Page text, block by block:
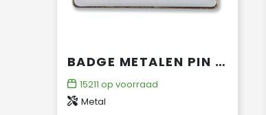
BADGE METALEN PIN 19X13MM
15211 op voorraad
Metal